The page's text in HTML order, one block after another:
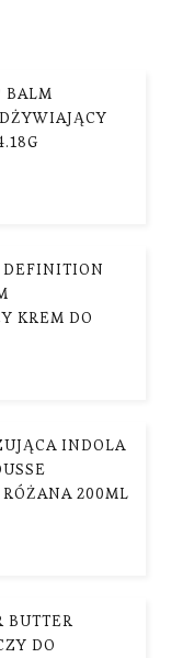
BALM
DEFINITION
KREM DO
INDOLA
200ML
BUTTER
DO